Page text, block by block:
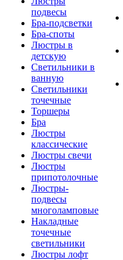
подвесы
Бра-подсветки
Бра-споты
Люстры в
детскую
Светильники в
ванную
Светильники
точечные
Торшеры
Бра
Люстры
классические
Люстры свечи
Люстры
припотолочные
Люстры-
подвесы
многоламповые
Накладные
точечные
светильники
Люстры лофт